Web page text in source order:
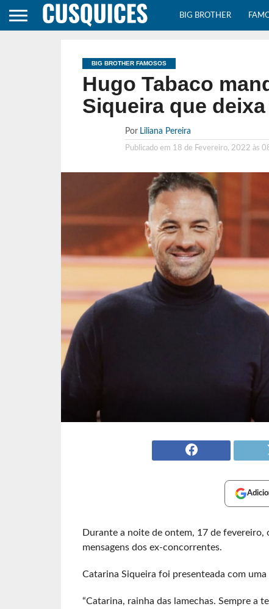
BIG BROTHER
BIG BROTHER FAMOSOS
Hugo Tabaco
Siqueira que
Por Liliana Pereira
Publicado em 18 de Fevereiro, 2022 às
Durante a noite de ontem, 17 de fevereiro,
mensagens dos ex-concorrentes.
Catarina Siqueira foi presenteada com
“Catarina, rainha das lamechas. Sempre a